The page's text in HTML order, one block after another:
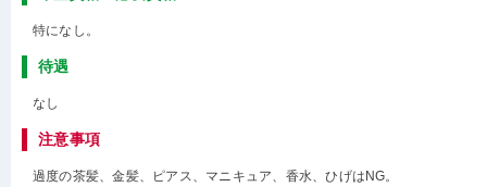
特になし。
待遇
なし
注意事項
過度の茶髪、金髪、ピアス、マニキュア、香水、ひげはNG。